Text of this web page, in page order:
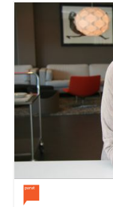
løsningene til